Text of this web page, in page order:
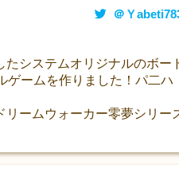
＠Ｙ
システムオリジナルのボー
ゲームを作りました！パ二ハ
ームウォーカー零夢シリー